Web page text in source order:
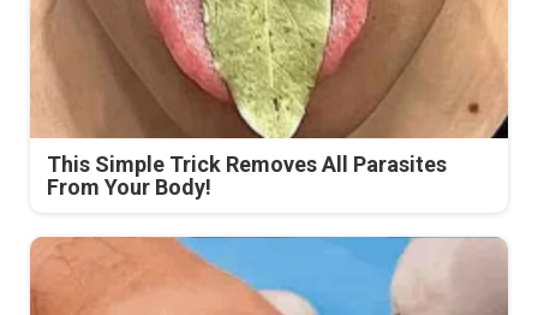
This Simple Trick Removes All Parasites
From Your Body!